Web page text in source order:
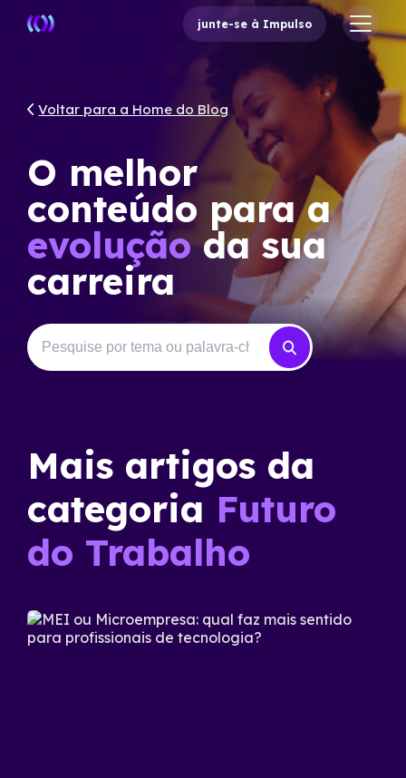
junte-se à Impulso
Voltar para a Home do Blog
O melhor
conteúdo para a
evolução da sua
carreira
Mais artigos da
categoria Futuro
do Trabalho